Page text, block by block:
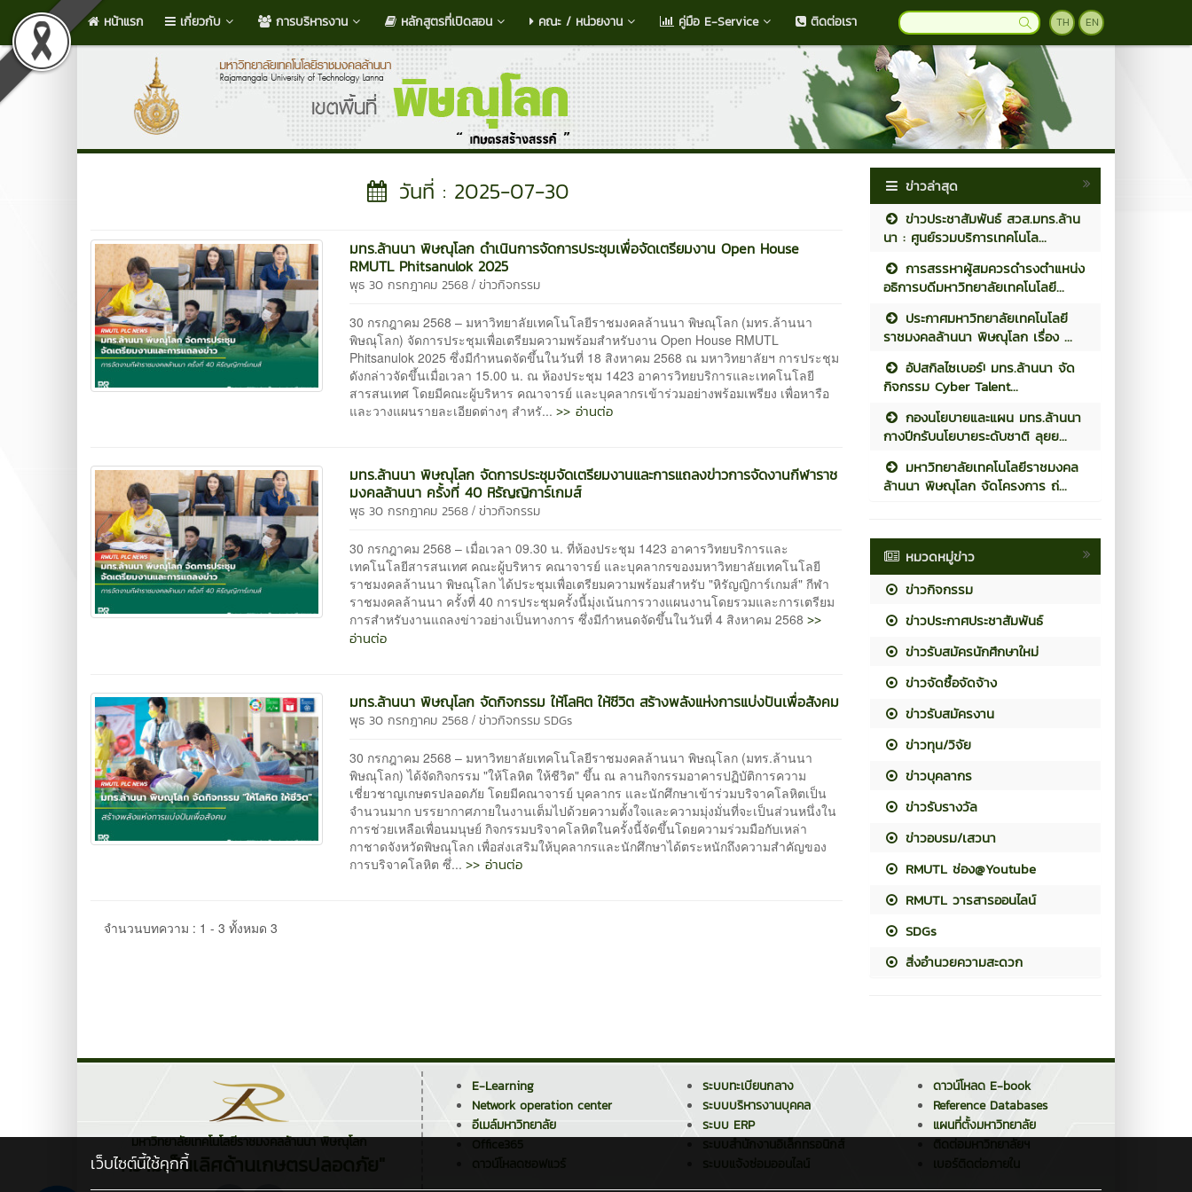
หน้าแรก เกี่ยวกับ การบริหารงาน หลักสูตรที่เปิดสอน คณะ / หน่วยงาน คู่มือ E-Service ติดต่อเรา TH EN
วันที่ : 2025-07-30
มทร.ล้านนา พิษณุโลก ดำเนินการจัดการประชุมเพื่อจัดเตรียมงาน Open House
RMUTL Phitsanulok 2025
พุธ 30 กรกฎาคม 2568 /ข่าวกิจกรรม
30 กรกฎาคม 2568 – มหาวิทยาลัยเทคโนโลยีราชมงคลล้านนา พิษณุโลก (มทร.ล้านนา
พิษณุโลก) จัดการประชุมเพื่อเตรียมความพร้อมสำหรับงาน Open House RMUTL
Phitsanulok 2025 ซึ่งมีกำหนดจัดขึ้นในวันที่ 18 สิงหาคม 2568 ณ มหาวิทยาลัยฯ การประชุม
ดังกล่าวจัดขึ้นเมื่อเวลา 15.00 น. ณ ห้องประชุม 1423 อาคารวิทยบริการและเทคโนโลยี
สารสนเทศ โดยมีคณะผู้บริหาร คณาจารย์ และบุคลากรเข้าร่วมอย่างพร้อมเพรียง เพื่อหารือ
และวางแผนรายละเอียดต่างๆ สำหรั...>> อ่านต่อ
มทร.ล้านนา พิษณุโลก จัดการประชุมจัดเตรียมงานและการแถลงข่าวการจัดงานกีฬาราช
มงคลล้านนา ครั้งที่ 40 หิรัญญิการ์เกมส์
พุธ 30 กรกฎาคม 2568 /ข่าวกิจกรรม
30 กรกฎาคม 2568 – เมื่อเวลา 09.30 น. ที่ห้องประชุม 1423 อาคารวิทยบริการและ
เทคโนโลยีสารสนเทศ คณะผู้บริหาร คณาจารย์ และบุคลากรของมหาวิทยาลัยเทคโนโลยี
ราชมงคลล้านนา พิษณุโลก ได้ประชุมเพื่อเตรียมความพร้อมสำหรับ "หิรัญญิการ์เกมส์" กีฬา
ราชมงคลล้านนา ครั้งที่ 40 การประชุมครั้งนี้มุ่งเน้นการวางแผนงานโดยรวมและการเตรียม
การสำหรับงานแถลงข่าวอย่างเป็นทางการ ซึ่งมีกำหนดจัดขึ้นในวันที่ 4 สิงหาคม 2568>>
อ่านต่อ
มทร.ล้านนา พิษณุโลก จัดกิจกรรม ให้โลหิต ให้ชีวิต สร้างพลังแห่งการแบ่งปันเพื่อสังคม
พุธ 30 กรกฎาคม 2568 /ข่าวกิจกรรม SDGs
30 กรกฎาคม 2568 – มหาวิทยาลัยเทคโนโลยีราชมงคลล้านนา พิษณุโลก (มทร.ล้านนา
พิษณุโลก) ได้จัดกิจกรรม "ให้โลหิต ให้ชีวิต" ขึ้น ณ ลานกิจกรรมอาคารปฏิบัติการความ
เชี่ยวชาญเกษตรปลอดภัย โดยมีคณาจารย์ บุคลากร และนักศึกษาเข้าร่วมบริจาคโลหิตเป็น
จำนวนมาก บรรยากาศภายในงานเต็มไปด้วยความตั้งใจและความมุ่งมั่นที่จะเป็นส่วนหนึ่งใน
การช่วยเหลือเพื่อนมนุษย์ กิจกรรมบริจาคโลหิตในครั้งนี้จัดขึ้นโดยความร่วมมือกับเหล่า
กาชาดจังหวัดพิษณุโลก เพื่อส่งเสริมให้บุคลากรและนักศึกษาได้ตระหนักถึงความสำคัญของ
การบริจาคโลหิต ซึ่...>> อ่านต่อ
จำนวนบทความ : 1 - 3 ทั้งหมด 3
ข่าวล่าสุด
ข่าวประชาสัมพันธ์ สวส.มทร.ล้าน
นา : ศูนย์รวมบริการเทคโนโล...
การสรรหาผู้สมควรดำรงตำแหน่ง
อธิการบดีมหาวิทยาลัยเทคโนโลยี...
ประกาศมหาวิทยาลัยเทคโนโลยี
ราชมงคลล้านนา พิษณุโลก เรื่อง ...
อัปสกิลไซเบอร์! มทร.ล้านนา จัด
กิจกรรม Cyber Talent...
กองนโยบายและแผน มทร.ล้านนา
กางปีกรับนโยบายระดับชาติ ลุยย...
มหาวิทยาลัยเทคโนโลยีราชมงคล
ล้านนา พิษณุโลก จัดโครงการ ถ่...
หมวดหมู่ข่าว
ข่าวกิจกรรม
ข่าวประกาศประชาสัมพันธ์
ข่าวรับสมัครนักศึกษาใหม่
ข่าวจัดซื้อจัดจ้าง
ข่าวรับสมัครงาน
ข่าวทุน/วิจัย
ข่าวบุคลากร
ข่าวรับรางวัล
ข่าวอบรม/เสวนา
RMUTL ช่อง@Youtube
RMUTL วารสารออนไลน์
SDGs
สิ่งอำนวยความสะดวก
มหาวิทยาลัยเทคโนโลยีราชมงคลล้านนา พิษณุโลก
"ความเป็นเลิศด้านเกษตรปลอดภัย"
E-Learning
Network operation center
อีเมล์มหาวิทยาลัย
ดาวน์โหลดซอฟแวร์
ระบบทะเบียนกลาง
ระบบบริหารงานบุคคล
ระบบ ERP
ระบบสำนักงานอิเล็กทรอนิกส์
ระบบแจ้งซ่อมออนไลน์
ดาวน์โหลด E-book
Reference Databases
แผนที่ตั้งมหาวิทยาลัย
ติดต่อมหาวิทยาลัยฯ
เบอร์ติดต่อภายใน
เว็บไซต์นี้ใช้คุกกี้